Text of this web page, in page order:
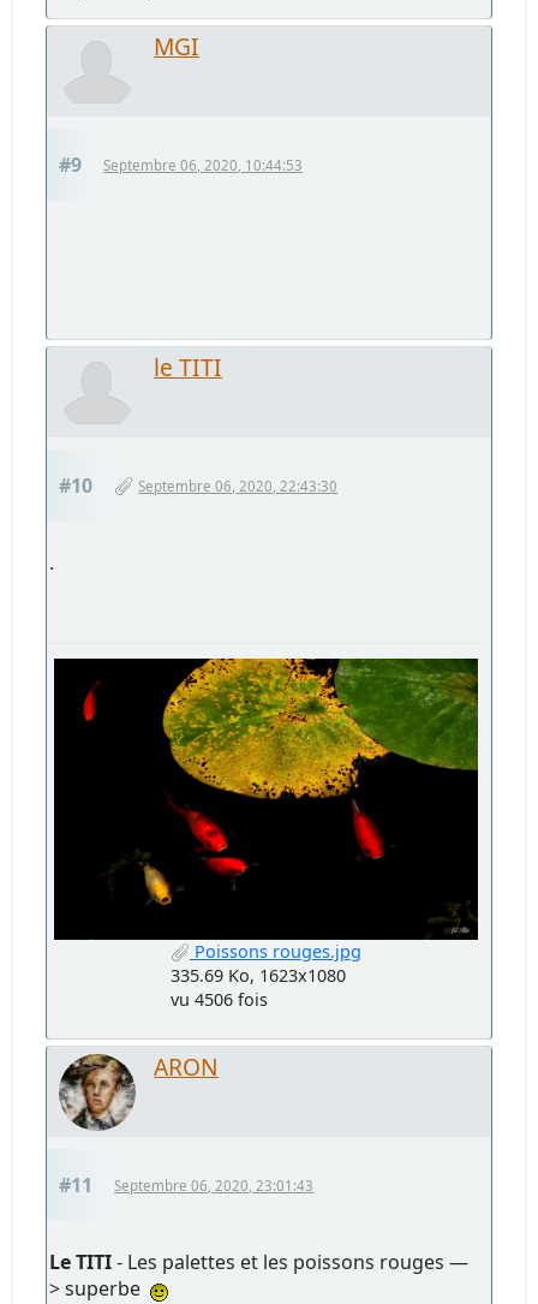
MGI
#9 Septembre 06, 2020, 10:44:53
le TITI
#10 Septembre 06, 2020, 22:43:30
.
Poissons rouges.jpg
335.69 Ko, 1623x1080
vu 4506 fois
ARON
#11 Septembre 06, 2020, 23:01:43
Le TITI- Les palettes et les poissons rouges —
> superbe